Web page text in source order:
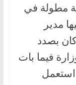
مطولة في
مدير
بصدد
فيما بات